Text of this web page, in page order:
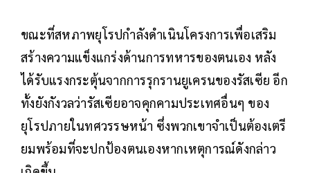
ขณะที่สหภาพยุโรปกำลังดำเนินโครงการเพื่อเสริม
สร้างความแข็งแกร่งด้านการทหารของตนเอง หลัง
ได้รับแรงกระตุ้นจากการรุกรานยูเครนของรัสเซีย อีก
ทั้งยังกังวลว่ารัสเซียอาจคุกคามประเทศอื่นๆ ของ
ยุโรปภายในทศวรรษหน้า ซึ่งพวกเขาจำเป็นต้องเตรี
ยมพร้อมที่จะปกป้องตนเองหากเหตุการณ์ดังกล่าว